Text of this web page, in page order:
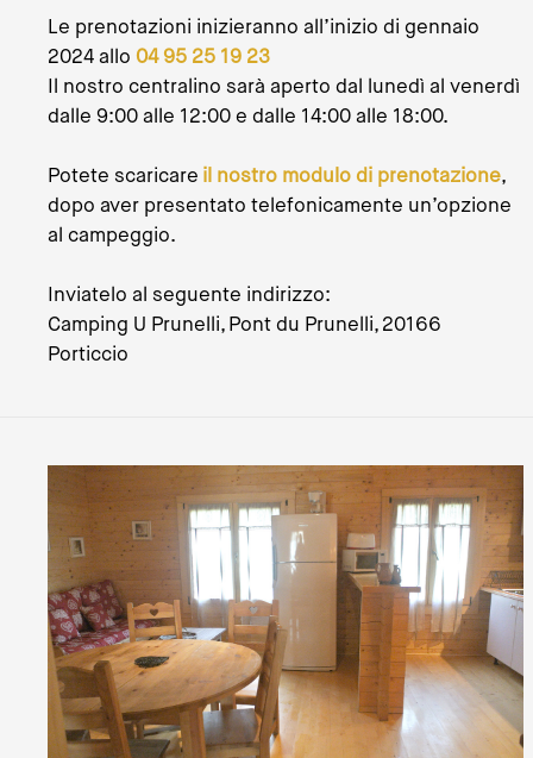
Le prenotazioni inizieranno all’inizio di gennaio
2024 allo 04 95 25 19 23
Il nostro centralino sarà aperto dal lunedì al venerdì
dalle 9:00 alle 12:00 e dalle 14:00 alle 18:00.
Potete scaricare il nostro modulo di prenotazione,
dopo aver presentato telefonicamente un’opzione
al campeggio.
Inviatelo al seguente indirizzo:
Camping U Prunelli, Pont du Prunelli, 20166
Porticcio